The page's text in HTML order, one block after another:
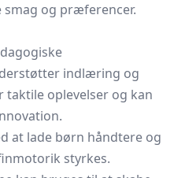
og præferencer.
indlæring og
taktile oplevelser og kan
at lade børn håndtere og
styrkes.